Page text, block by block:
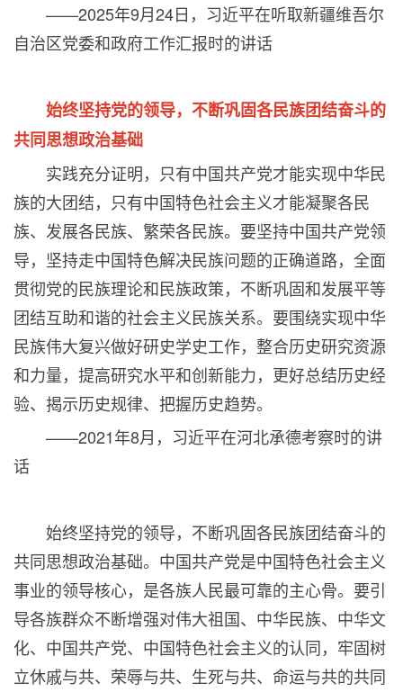
——2025年9月24日，习近平在听取新疆维吾尔
自治区党委和政府工作汇报时的讲话
始终坚持党的领导，不断巩固各民族团结奋斗的
共同思想政治基础
实践充分证明，只有中国共产党才能实现中华民
族的大团结，只有中国特色社会主义才能凝聚各民
族、发展各民族、繁荣各民族。要坚持中国共产党领
导，坚持走中国特色解决民族问题的正确道路，全面
贯彻党的民族理论和民族政策，不断巩固和发展平等
团结互助和谐的社会主义民族关系。要围绕实现中华
民族伟大复兴做好研史学史工作，整合历史研究资源
和力量，提高研究水平和创新能力，更好总结历史经
验、揭示历史规律、把握历史趋势。
——2021年8月，习近平在河北承德考察时的讲
话
始终坚持党的领导，不断巩固各民族团结奋斗的
共同思想政治基础。中国共产党是中国特色社会主义
事业的领导核心，是各族人民最可靠的主心骨。要引
导各族群众不断增强对伟大祖国、中华民族、中华文
化、中国共产党、中国特色社会主义的认同，牢固树
立休戚与共、荣辱与共、生死与共、命运与共的共同